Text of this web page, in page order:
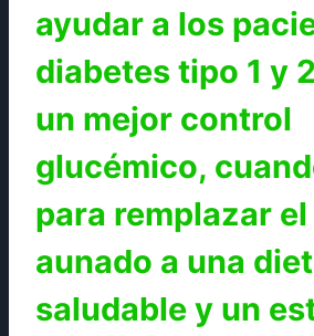
ayudar a los
diabetes tipo 1 y
un mejor control
glucémico,
para remplazar
aunado a una
saludable y un